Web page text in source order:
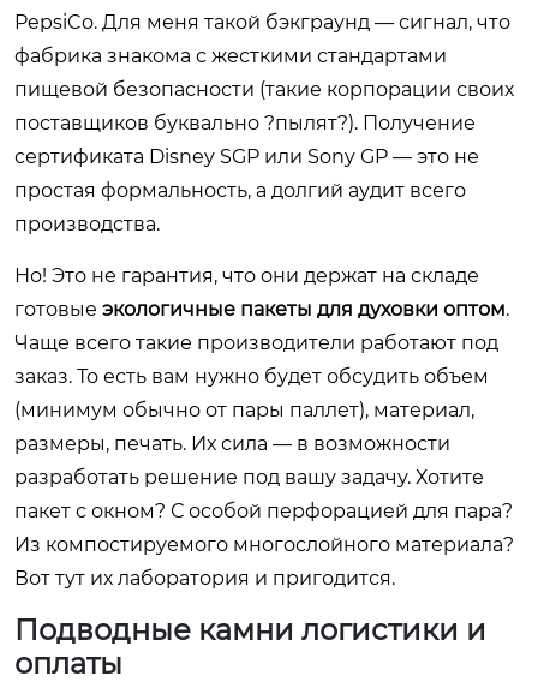
PepsiCo. Для меня такой бэкграунд — сигнал, что
фабрика знакома с жесткими стандартами
пищевой безопасности (такие корпорации своих
поставщиков буквально ?пылят?). Получение
сертификата Disney SGP или Sony GP — это не
простая формальность, а долгий аудит всего
производства.
Но! Это не гарантия, что они держат на складе
готовые экологичные пакеты для духовки оптом.
Чаще всего такие производители работают под
заказ. То есть вам нужно будет обсудить объем
(минимум обычно от пары паллет), материал,
размеры, печать. Их сила — в возможности
разработать решение под вашу задачу. Хотите
пакет с окном? С особой перфорацией для пара?
Из компостируемого многослойного материала?
Вот тут их лаборатория и пригодится.
Подводные камни логистики и
оплаты